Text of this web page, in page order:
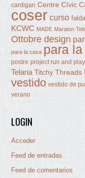
cardigan Centre Cívic
coser curso
KCWC MADE Maraton
Ottobre design
para la casa para
postre project run and play
Telaria Titchy Threads
vestido vestido de
verano
LOGIN
Acceder
Feed de entradas
Feed de comentarios